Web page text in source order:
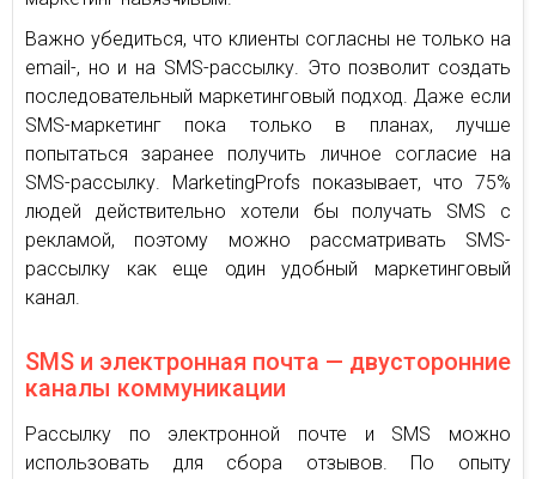
Важно убедиться, что клиенты согласны не только на
email-, но и на SMS-рассылку. Это позволит создать
последовательный маркетинговый подход. Даже если
SMS-маркетинг пока только в планах, лучше
попытаться заранее получить личное согласие на
SMS-рассылку. MarketingProfs показывает, что 75%
людей действительно хотели бы получать SMS с
рекламой, поэтому можно рассматривать SMS-
рассылку как еще один удобный маркетинговый
канал.
SMS и электронная почта — двусторонние
каналы коммуникации
Рассылку по электронной почте и SMS можно
использовать для сбора отзывов. По опыту